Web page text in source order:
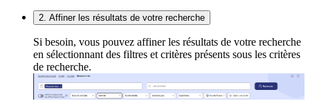
2. Affiner les résultats de votre recherche
Si besoin, vous pouvez affiner les résultats de votre recherche
en sélectionnant des filtres et critères présents sous les critères
de recherche.